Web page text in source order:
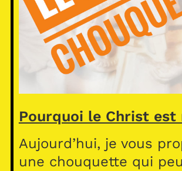
Pourquoi le Christ est
Aujourd’hui, je vous
une chouquette qui